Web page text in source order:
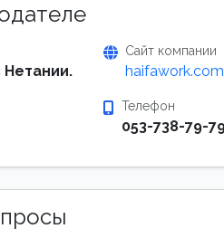
Нетании.
Сайт компании
Телефон
053-738-79-